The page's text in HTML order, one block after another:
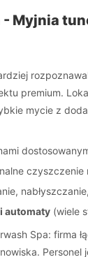
- Myjnia
premium.
mycie z
automaty (wiele
Spa: firma